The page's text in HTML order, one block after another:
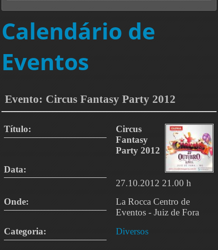
Calendário de
Eventos
Evento: Circus Fantasy Party 2012
Título:
Circus
Fantasy
Party 2012
Data:
27.10.2012 21.00 h
Onde:
La Rocca Centro de
Eventos - Juiz de Fora
Categoria:
Diversos